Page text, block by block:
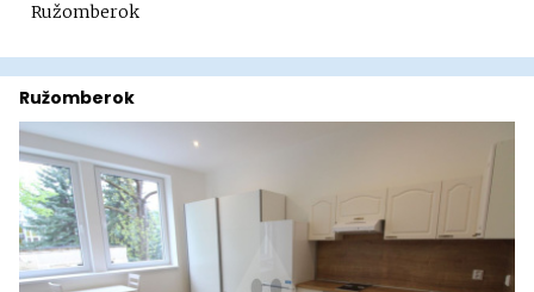
Ružomberok
Ružomberok